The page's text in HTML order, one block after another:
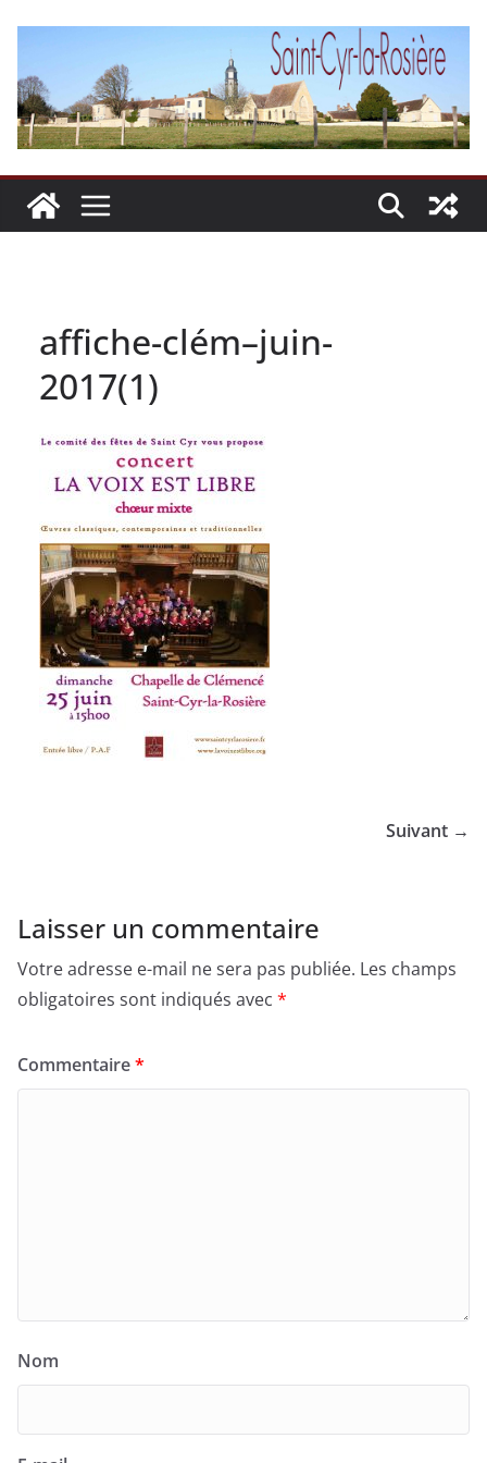
contenu
affiche-clém–juin-
2017(1)
Suivant →
Laisser un commentaire
Votre adresse e-mail ne sera pas publiée. Les champs
obligatoires sont indiqués avec *
Commentaire*
Nom